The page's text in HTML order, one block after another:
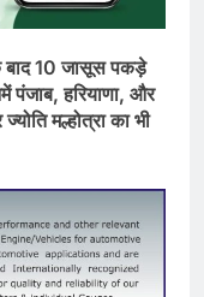
10 जासूस पकड़े
पंजाब, हरियाणा, और
मल्होत्रा का भी